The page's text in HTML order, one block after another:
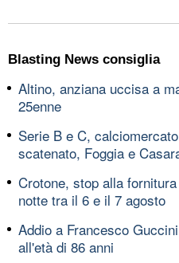
Blasting News consiglia
Altino, anziana uccisa a
25enne
Serie B e C,
scatenato, Foggia e
Crotone, stop alla
notte tra il 6 e il 7 agosto
Addio a Francesco
all'età di 86 anni